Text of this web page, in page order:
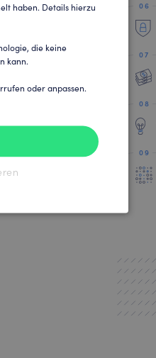
haben. Details hierzu
die keine
kann.
oder anpassen.